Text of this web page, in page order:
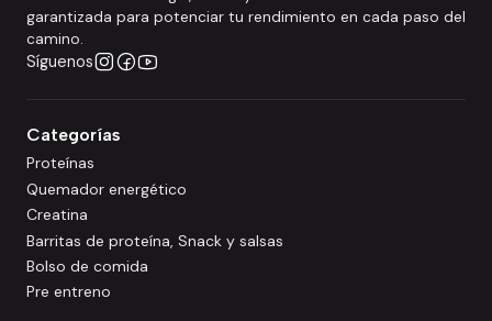
garantizada para potenciar tu rendimiento en cada paso del
camino.
Síguenos
Categorías
Proteínas
Quemador energético
Creatina
Barritas de proteína, Snack y salsas
Bolso de comida
Pre entreno